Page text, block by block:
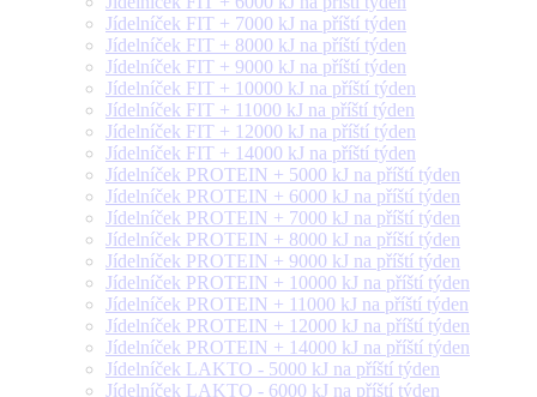
Jídelníček FIT + 7000 kJ na příští týden
Jídelníček FIT + 8000 kJ na příští týden
Jídelníček FIT + 9000 kJ na příští týden
Jídelníček FIT + 10000 kJ na příští týden
Jídelníček FIT + 11000 kJ na příští týden
Jídelníček FIT + 12000 kJ na příští týden
Jídelníček FIT + 14000 kJ na příští týden
Jídelníček PROTEIN + 5000 kJ na příští týden
Jídelníček PROTEIN + 6000 kJ na příští týden
Jídelníček PROTEIN + 7000 kJ na příští týden
Jídelníček PROTEIN + 8000 kJ na příští týden
Jídelníček PROTEIN + 9000 kJ na příští týden
Jídelníček PROTEIN + 10000 kJ na příští týden
Jídelníček PROTEIN + 11000 kJ na příští týden
Jídelníček PROTEIN + 12000 kJ na příští týden
Jídelníček PROTEIN + 14000 kJ na příští týden
Jídelníček LAKTO - 5000 kJ na příští týden
Jídelníček LAKTO - 6000 kJ na příští týden